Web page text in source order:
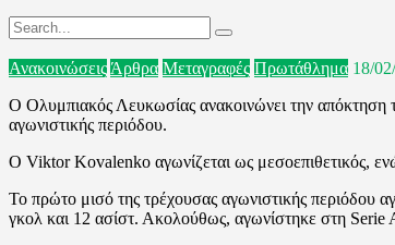
Ανακοινώσεις Άρθρα Μεταγραφές Πρωτάθλημα 18/
Ο Ολυμπιακός Λευκωσίας ανακοινώνει την απόκτηση
αγωνιστικής περιόδου.
Ο Viktor Kovalenko αγωνίζεται ως μεσοεπιθετικός,
Το πρώτο μισό της τρέχουσας αγωνιστικής
γκολ και 12 ασίστ. Ακολούθως, αγωνίστηκε στη Serie